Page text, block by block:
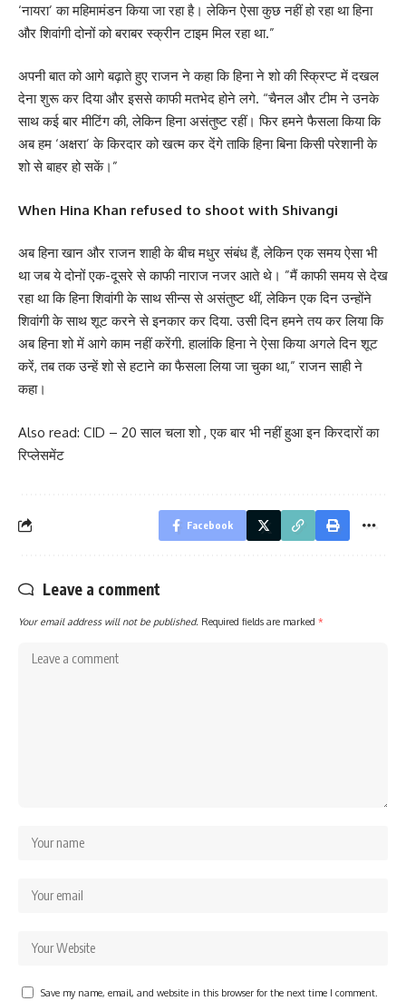
‘नायरा’ का महिमामंडन किया जा रहा है। लेकिन ऐसा कुछ नहीं हो रहा था हिना
और शिवांगी दोनों को बराबर स्क्रीन टाइम मिल रहा था.”
अपनी बात को आगे बढ़ाते हुए राजन ने कहा कि हिना ने शो की स्क्रिप्ट में दखल
देना शुरू कर दिया और इससे काफी मतभेद होने लगे. “चैनल और टीम ने उनके
साथ कई बार मीटिंग की, लेकिन हिना असंतुष्ट रहीं। फिर हमने फैसला किया कि
अब हम ‘अक्षरा’ के किरदार को खत्म कर देंगे ताकि हिना बिना किसी परेशानी के
शो से बाहर हो सकें।”
When Hina Khan refused to shoot with Shivangi
अब हिना खान और राजन शाही के बीच मधुर संबंध हैं, लेकिन एक समय ऐसा भी
था जब ये दोनों एक-दूसरे से काफी नाराज नजर आते थे। ”मैं काफी समय से देख
रहा था कि हिना शिवांगी के साथ सीन्स से असंतुष्ट थीं, लेकिन एक दिन उन्होंने
शिवांगी के साथ शूट करने से इनकार कर दिया. उसी दिन हमने तय कर लिया कि
अब हिना शो में आगे काम नहीं करेंगी. हालांकि हिना ने ऐसा किया अगले दिन शूट
करें, तब तक उन्हें शो से हटाने का फैसला लिया जा चुका था,” राजन साही ने
कहा।
Also read: CID – 20 साल चला शो , एक बार भी नहीं हुआ इन किरदारों का
रिप्लेसमेंट
Facebook
Leave a comment
Your email address will not be published. Required fields are marked *
Save my name, email, and website in this browser for the next time I comment.